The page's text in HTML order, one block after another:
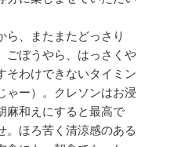
、またまたどっさり
ごぼうやら、はっさくや
そわけできないタイミン
ゃー）。クレソンはお浸
麻和えにすると最高で
。ほろ苦く清涼感のある